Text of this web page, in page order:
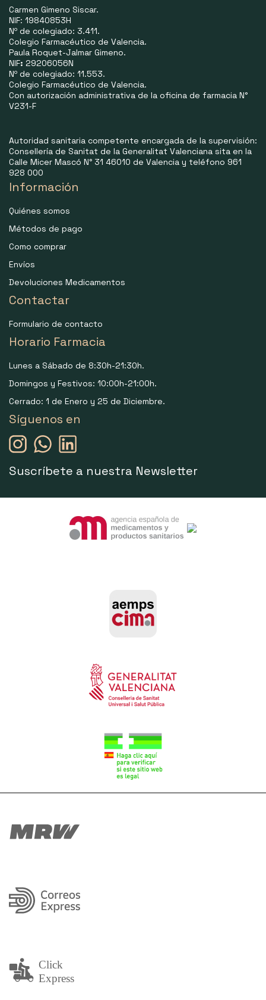
Carmen Gimeno Siscar.
NIF: 19840853H
Nº de colegiado: 3.411.
Colegio Farmacéutico de Valencia.
Paula Roquet-Jalmar Gimeno.
NIF: 29206056N
Nº de colegiado: 11.553.
Colegio Farmacéutico de Valencia.
Con autorización administrativa de la oficina de farmacia N°
V231-F
Autoridad sanitaria competente encargada de la supervisión:
Consellería de Sanitat de la Generalitat Valenciana sita en la
Calle Micer Mascó N° 31 46010 de Valencia y teléfono 961
928 000
Información
Quiénes somos
Métodos de pago
Como comprar
Envíos
Devoluciones Medicamentos
Contactar
Formulario de contacto
Horario Farmacia
Lunes a Sábado de 8:30h-21:30h.
Domingos y Festivos: 10:00h-21:00h.
Cerrado: 1 de Enero y 25 de Diciembre.
Síguenos en
Suscríbete a nuestra Newsletter